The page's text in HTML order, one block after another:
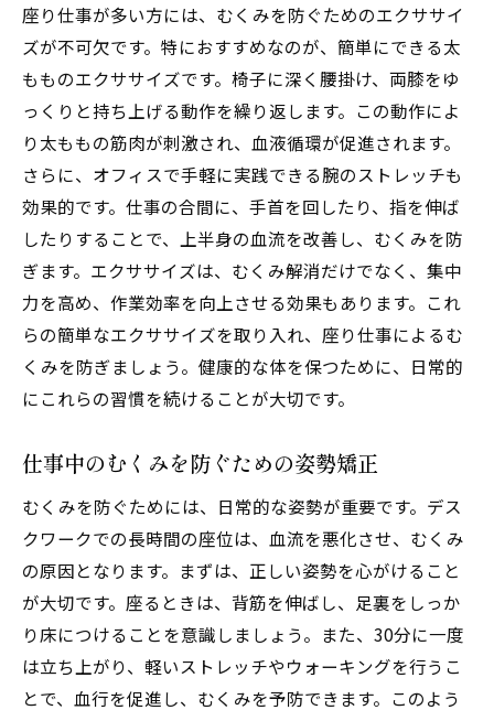
座り仕事が多い方には、むくみを防ぐためのエクササイ
ズが不可欠です。特におすすめなのが、簡単にできる太
もものエクササイズです。椅子に深く腰掛け、両膝をゆ
っくりと持ち上げる動作を繰り返します。この動作によ
り太ももの筋肉が刺激され、血液循環が促進されます。
さらに、オフィスで手軽に実践できる腕のストレッチも
効果的です。仕事の合間に、手首を回したり、指を伸ば
したりすることで、上半身の血流を改善し、むくみを防
ぎます。エクササイズは、むくみ解消だけでなく、集中
力を高め、作業効率を向上させる効果もあります。これ
らの簡単なエクササイズを取り入れ、座り仕事によるむ
くみを防ぎましょう。健康的な体を保つために、日常的
にこれらの習慣を続けることが大切です。
仕事中のむくみを防ぐための姿勢矯正
むくみを防ぐためには、日常的な姿勢が重要です。デス
クワークでの長時間の座位は、血流を悪化させ、むくみ
の原因となります。まずは、正しい姿勢を心がけること
が大切です。座るときは、背筋を伸ばし、足裏をしっか
り床につけることを意識しましょう。また、30分に一度
は立ち上がり、軽いストレッチやウォーキングを行うこ
とで、血行を促進し、むくみを予防できます。このよう